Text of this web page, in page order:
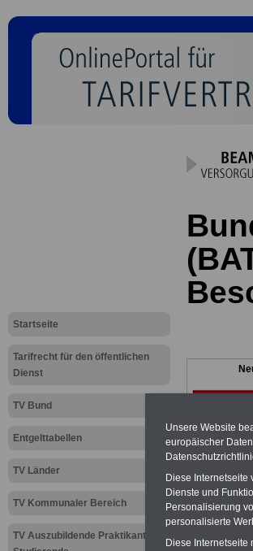
Startseite
Tarifrecht für den öffentlichen
Dienst
TV Bund
Entgelttabellen
TV Länder
TV Kommunaler Bereich
TV Auszubildende Praktikanten
Unsere Website
europäischer
Diese Internetseite
Dienste und
Personalisierung
personalisierte
Diese Internetseite